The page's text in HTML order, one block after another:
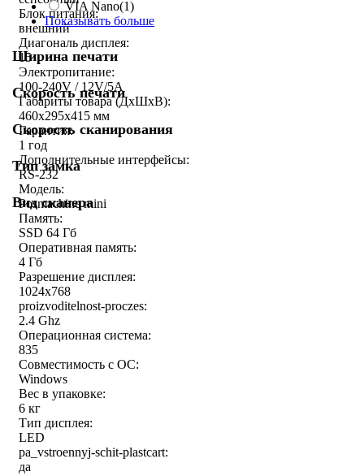
VIA Nano(1)
Показывать больше
Ширина печати
Скорость печати
Скорость сканирования
Тип замка
Вид сканера
Блок питания:
внешний
Диагональ дисплея:
15
Электропитание:
100-240V / 12V/5A
Габариты товара (ДxШxВ):
460x295x415 мм
Гарантия:
1 год
Дополнительные интерфейсы:
RS-232
Модель:
Posmachine mini
Память:
SSD 64 Гб
Оперативная память:
4 Гб
Разрешение дисплея:
1024x768
proizvoditelnost-proczes:
2.4 Ghz
Операционная система:
835
Совместимость с ОС:
Windows
Вес в упаковке:
6 кг
Тип дисплея:
LED
pa_vstroennyj-schit-plastcart:
да